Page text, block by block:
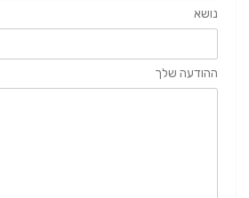
נושא
ההודעה שלך